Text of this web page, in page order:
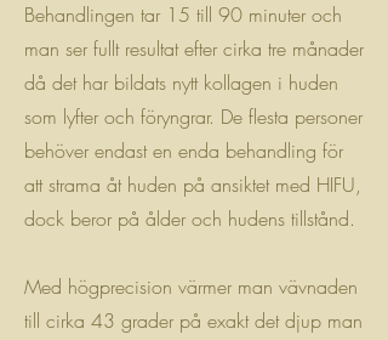
Behandlingen tar 15 till 90 minuter och
man ser fullt resultat efter cirka tre månader
då det har bildats nytt kollagen i huden
som lyfter och föryngrar. De flesta personer
behöver endast en enda behandling för
att strama åt huden på ansiktet med HIFU,
dock beror på ålder och hudens tillstånd.
Med högprecision värmer man vävnaden
till cirka 43 grader på exakt det djup man